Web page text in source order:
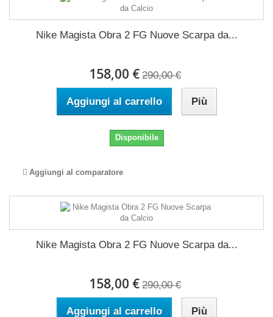
Nike Magista Obra 2 FG Nuove Scarpa da...
158,00 € 290,00 €
Aggiungi al carrello Più
Disponibile
Aggiungi al comparatore
Nike Magista Obra 2 FG Nuove Scarpa da...
158,00 € 290,00 €
Aggiungi al carrello Più